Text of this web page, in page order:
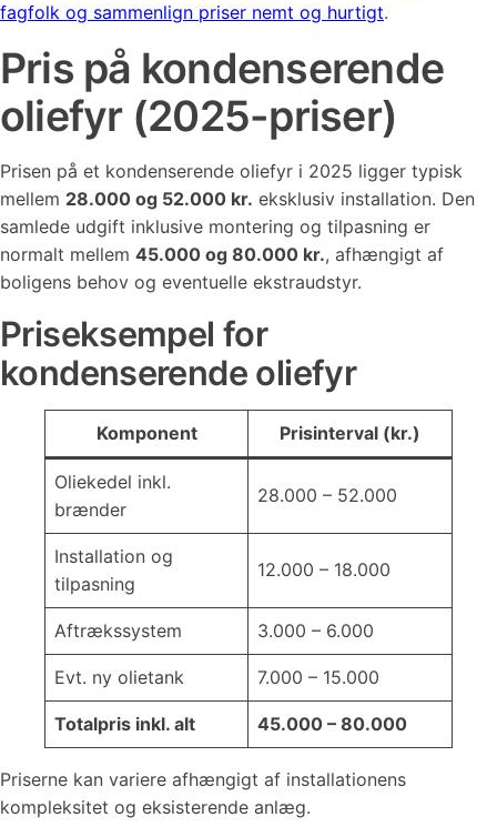
fagfolk og sammenlign priser nemt og hurtigt.
Pris på kondenserende
oliefyr (2025-priser)
Prisen på et kondenserende oliefyr i 2025 ligger typisk
mellem 28.000 og 52.000 kr. eksklusiv installation. Den
samlede udgift inklusive montering og tilpasning er
normalt mellem 45.000 og 80.000 kr., afhængigt af
boligens behov og eventuelle ekstraudstyr.
Priseksempel for
kondenserende oliefyr
Komponent Prisinterval (kr.)
Oliekedel inkl.
brænder
28.000 – 52.000
Installation og
tilpasning
12.000 – 18.000
Aftrækssystem 3.000 – 6.000
Evt. ny olietank 7.000 – 15.000
Totalpris inkl. alt 45.000 – 80.000
Priserne kan variere afhængigt af installationens
kompleksitet og eksisterende anlæg.